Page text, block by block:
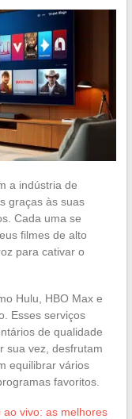
a indústria de
graças às suas
Cada uma se
filmes de alto
para cativar o
Hulu, HBO Max e
Esses serviços
de qualidade
sua vez, desfrutam
equilibrar vários
favoritos.
vivo: as melhores